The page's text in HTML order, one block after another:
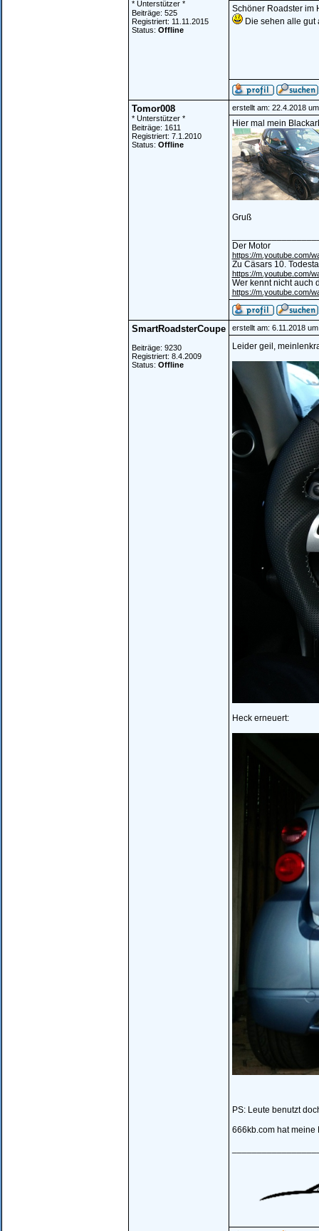
* Unterstützer *
Beiträge: 525
Registriert: 11.11.2015
Status: Offline
Schöner Roadster im
Die sehen alle gut
Tomor008
* Unterstützer *
Beiträge: 1611
Registriert: 7.1.2010
Status: Offline
erstellt am: 22.4.2018
Hier mal mein
Gruß
Der Motor
https://m.youtube.com/
Zu Cäsars 10.
https://m.youtube.com/
Wer kennt nicht auch
https://m.youtube.com/
SmartRoadsterCoupe
Beiträge: 9230
Registriert: 8.4.2009
Status: Offline
erstellt am: 6.11.2018
Leider geil,
Heck erneuert:
PS: Leute benutzt
666kb.com hat meine